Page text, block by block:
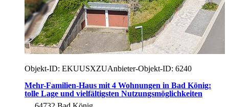
Objekt-ID: EKUUSXZUAnbieter-Objekt-ID: 6240
Mehr-Familien-Haus mit 4 Wohnungen in Bad König:
tolle Lage und vielfältigsten Nutzungsmöglichkeiten